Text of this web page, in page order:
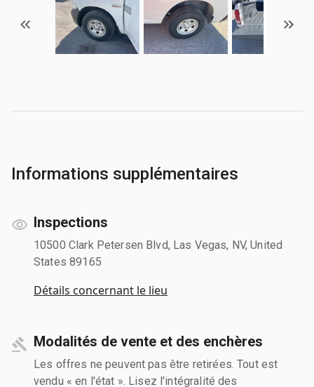
Informations supplémentaires
Inspections
10500 Clark Petersen Blvd, Las Vegas, NV, United
States 89165
Détails concernant le lieu
Modalités de vente et des enchères
Les offres ne peuvent pas être retirées. Tout est
vendu « en l'état ». Lisez l'intégralité des